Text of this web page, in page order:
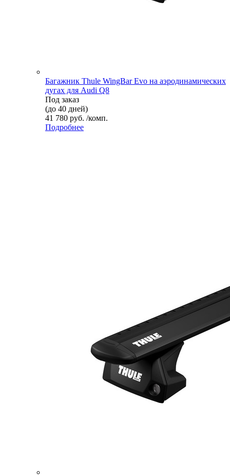
Багажник Thule WingBar Evo на аэродинамических
дугах для Audi Q8
Под заказ
(до 40 дней)
41 780 руб. /комп.
Подробнее